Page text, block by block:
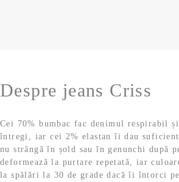
,
9
9
9
l
e
Despre jeans Criss
Cei 70% bumbac fac denimul respirabil
întregi, iar cei 2% elastan îi dau
nu strângă în șold sau în genunchi după
deformează la purtare repetată, iar
la spălări la 30 de grade dacă îi întorci